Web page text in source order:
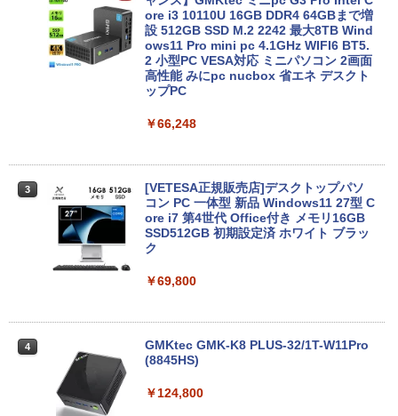
ックモデルCore i7/16G/SSD/カメラ付き
（4週間延長）【Office2024セット】イ
ンストール済※この商品はレンタルで
す。販売品ではありません。ご了承下さ
い。
富士通 LIFEBOOK U748 高性能第7世代
Core i5-7300U カメラ内蔵 メモリ最大16
GB SSD1TB 薄い軽い FHD液晶 type-C
WIFI Bluetooth 中古ノートパソコン Off
ice付き 5GWIFI Bluetooth最新Microso
【マラソンセール期間中ポイント5倍】中
リ16GB M.2 SSD256GB 13.3インチ フ
ore i3 10110U 16GB DDR4 64GBまで増
設 512GB SSD M.2 2242 最大8TB Wind
ows11 Pro mini pc 4.1GHz WIFI6 BT5.
2 小型PC VESA対応 ミニパソコン 2画面
高性能 みにpc nucbox 省エネ デスクト
ップPC
￥66,248
3
[VETESA正規販売店]デスクトップパソ
コン PC 一体型 新品 Windows11 27型 C
ore i7 第4世代 Office付き メモリ16GB
SSD512GB 初期設定済 ホワイト ブラッ
ク
￥69,800
4
GMKtec GMK-K8 PLUS-32/1T-W11Pro
(8845HS)
￥124,800